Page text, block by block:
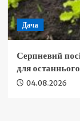
Дача
Серпневий
для
04.08.2026